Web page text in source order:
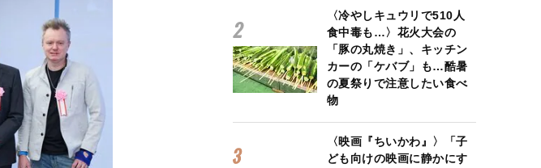
〈冷やしキュウリで510人
食中毒も…〉花火大会の
「豚の丸焼き」、キッチン
カーの「ケバブ」も…酷暑
の夏祭りで注意したい食べ
物
〈映画『ちいかわ』〉「子
ども向けの映画に静かにす